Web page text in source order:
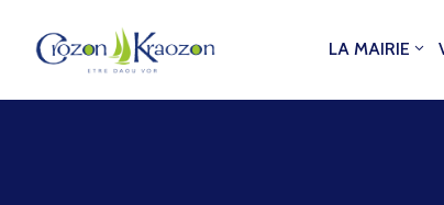
LA MAIRIE